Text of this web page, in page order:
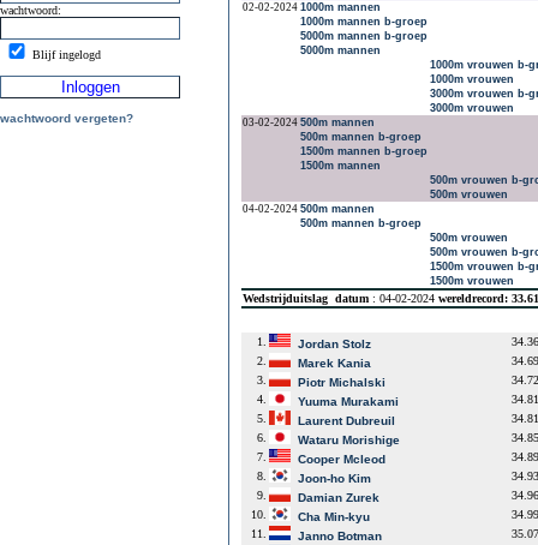
wachtwoord:
Blijf ingelogd
wachtwoord vergeten?
02-02-2024 1000m mannen
1000m mannen b-groep
5000m mannen b-groep
5000m mannen
1000m vrouwen b-
1000m vrouwen
3000m vrouwen b-
3000m vrouwen
03-02-2024 500m mannen
500m mannen b-groep
1500m mannen b-groep
1500m mannen
500m vrouwen b-
500m vrouwen
04-02-2024 500m mannen
500m mannen b-groep
500m vrouwen
500m vrouwen b-
1500m vrouwen b-
1500m vrouwen
Wedstrijduitslag datum : 04-02-2024 wereldrecord:
1. Jordan Stolz
34.36
2.
Marek Kania
34.69
3.
Piotr Michalski
34.72
4.
Yuuma Murakami
34.81
5.
Laurent Dubreuil
34.81
6.
Wataru Morishige
34.85
7.
Cooper Mcleod
34.89
8.
Joon-ho Kim
34.93
9.
Damian Zurek
34.96
10.
Cha Min-kyu
34.99
11.
Janno Botman
35.07